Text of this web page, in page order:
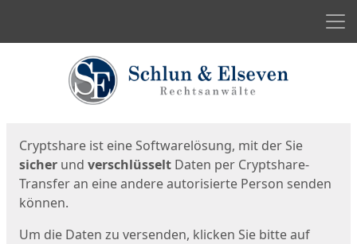
Cryptshare ist eine Softwarelösung, mit der Sie
sicher und verschlüsselt Daten per Cryptshare-
Transfer an eine andere autorisierte Person senden
können.
Um die Daten zu versenden, klicken Sie bitte auf